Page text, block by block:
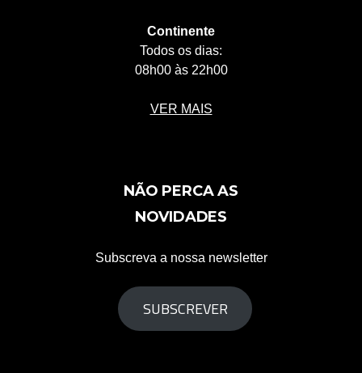
Continente
Todos os dias:
08h00 às 22h00
VER MAIS
NÃO PERCA AS
NOVIDADES
Subscreva a nossa newsletter
SUBSCREVER